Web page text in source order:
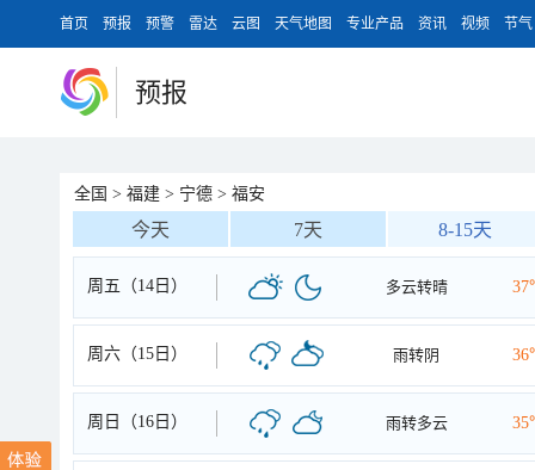
首页 预报 预警 雷达 云图 天气地图 专业产品 资讯 视频 节气
预报
全国 > 福建 > 宁德 > 福安
今天 7天 8-15天
周五（14日） 多云转晴
周六（15日） 雨转阴
周日（16日） 雨转多云